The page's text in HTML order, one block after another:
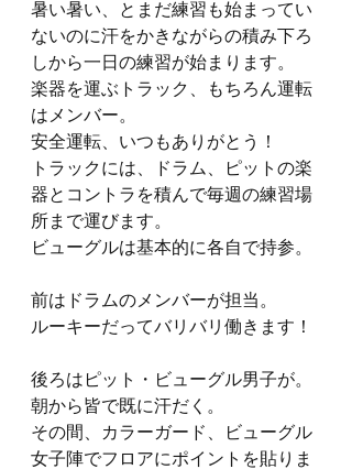
暑い暑い、とまだ練習も始まってい
ないのに汗をかきながらの積み下ろ
しから一日の練習が始まります。
楽器を運ぶトラック、もちろん運転
はメンバー。
安全運転、いつもありがとう！
トラックには、ドラム、ピットの楽
器とコントラを積んで毎週の練習場
所まで運びます。
ビューグルは基本的に各自で持参。
前はドラムのメンバーが担当。
ルーキーだってバリバリ働きます！
後ろはピット・ビューグル男子が。
朝から皆で既に汗だく。
その間、カラーガード、ビューグル
女子陣でフロアにポイントを貼りま